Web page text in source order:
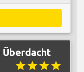
Überdacht
starstarstarstar